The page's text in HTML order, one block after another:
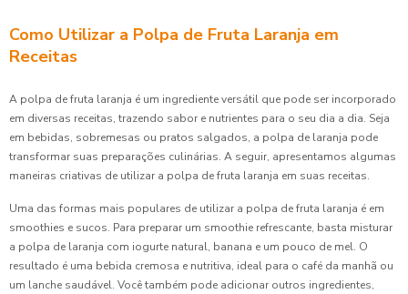
Como Utilizar a Polpa de Fruta Laranja em
Receitas
A polpa de fruta laranja é um ingrediente versátil que pode ser incorporado
em diversas receitas, trazendo sabor e nutrientes para o seu dia a dia. Seja
em bebidas, sobremesas ou pratos salgados, a polpa de laranja pode
transformar suas preparações culinárias. A seguir, apresentamos algumas
maneiras criativas de utilizar a polpa de fruta laranja em suas receitas.
Uma das formas mais populares de utilizar a polpa de fruta laranja é em
smoothies e sucos. Para preparar um smoothie refrescante, basta misturar
a polpa de laranja com iogurte natural, banana e um pouco de mel. O
resultado é uma bebida cremosa e nutritiva, ideal para o café da manhã ou
um lanche saudável. Você também pode adicionar outros ingredientes,